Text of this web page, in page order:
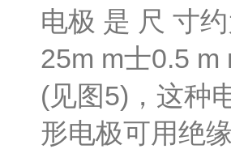
电极 是 尺 寸
25m m士0.5 m
(见图5)，这种
形电极可用绝